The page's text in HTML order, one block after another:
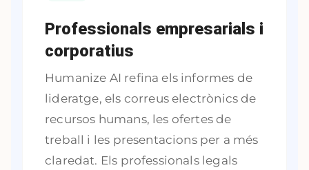
Professionals empresarials i
corporatius
Humanize AI refina els informes de
lideratge, els correus electrònics de
recursos humans, les ofertes de
treball i les presentacions per a més
claredat. Els professionals legals